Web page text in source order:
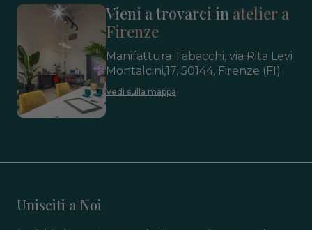
Vieni a trovarci in atelier a
Firenze
Manifattura Tabacchi, via Rita Levi
Montalcini,17, 50144, Firenze (FI)
Vedi sulla mappa
Unisciti a Noi